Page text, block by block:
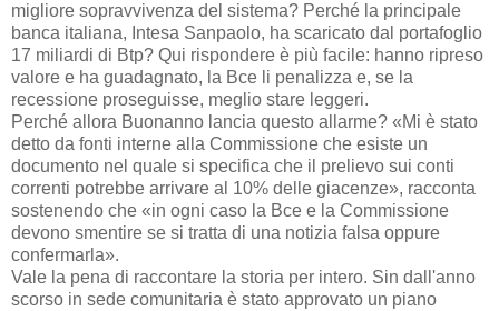
migliore sopravvivenza del sistema? Perché la principale
banca italiana, Intesa Sanpaolo, ha scaricato dal portafoglio
17 miliardi di Btp? Qui rispondere è più facile: hanno ripreso
valore e ha guadagnato, la Bce li penalizza e, se la
recessione proseguisse, meglio stare leggeri.
Perché allora Buonanno lancia questo allarme? «Mi è stato
detto da fonti interne alla Commissione che esiste un
documento nel quale si specifica che il prelievo sui conti
correnti potrebbe arrivare al 10% delle giacenze», racconta
sostenendo che «in ogni caso la Bce e la Commissione
devono smentire se si tratta di una notizia falsa oppure
confermarla».
Vale la pena di raccontare la storia per intero. Sin dall'anno
scorso in sede comunitaria è stato approvato un piano